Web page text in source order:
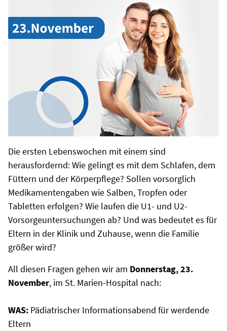
Die ersten Lebenswochen mit einem sind
herausfordernd: Wie gelingt es mit dem Schlafen, dem
Füttern und der Körperpflege? Sollen vorsorglich
Medikamentengaben wie Salben, Tropfen oder
Tabletten erfolgen? Wie laufen die U1- und U2-
Vorsorgeuntersuchungen ab? Und was bedeutet es für
Eltern in der Klinik und Zuhause, wenn die Familie
größer wird?
All diesen Fragen gehen wir am Donnerstag, 23.
November, im St. Marien-Hospital nach:
WAS: Pädiatrischer Informationsabend für werdende
Eltern